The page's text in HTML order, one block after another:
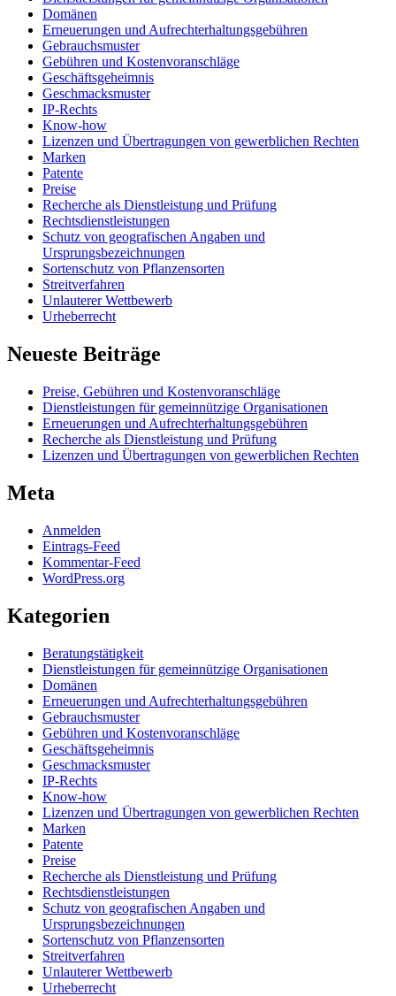
Domänen
Erneuerungen und Aufrechterhaltungsgebühren
Gebrauchsmuster
Gebühren und Kostenvoranschläge
Geschäftsgeheimnis
Geschmacksmuster
IP-Rechts
Know-how
Lizenzen und Übertragungen von gewerblichen Rechten
Marken
Patente
Preise
Recherche als Dienstleistung und Prüfung
Rechtsdienstleistungen
Schutz von geografischen Angaben und
Ursprungsbezeichnungen
Sortenschutz von Pflanzensorten
Streitverfahren
Unlauterer Wettbewerb
Urheberrecht
Neueste Beiträge
Preise, Gebühren und Kostenvoranschläge
Dienstleistungen für gemeinnützige Organisationen
Erneuerungen und Aufrechterhaltungsgebühren
Recherche als Dienstleistung und Prüfung
Lizenzen und Übertragungen von gewerblichen Rechten
Meta
Anmelden
Eintrags-Feed
Kommentar-Feed
WordPress.org
Kategorien
Beratungstätigkeit
Dienstleistungen für gemeinnützige Organisationen
Domänen
Erneuerungen und Aufrechterhaltungsgebühren
Gebrauchsmuster
Gebühren und Kostenvoranschläge
Geschäftsgeheimnis
Geschmacksmuster
IP-Rechts
Know-how
Lizenzen und Übertragungen von gewerblichen Rechten
Marken
Patente
Preise
Recherche als Dienstleistung und Prüfung
Rechtsdienstleistungen
Schutz von geografischen Angaben und
Ursprungsbezeichnungen
Sortenschutz von Pflanzensorten
Streitverfahren
Unlauterer Wettbewerb
Urheberrecht